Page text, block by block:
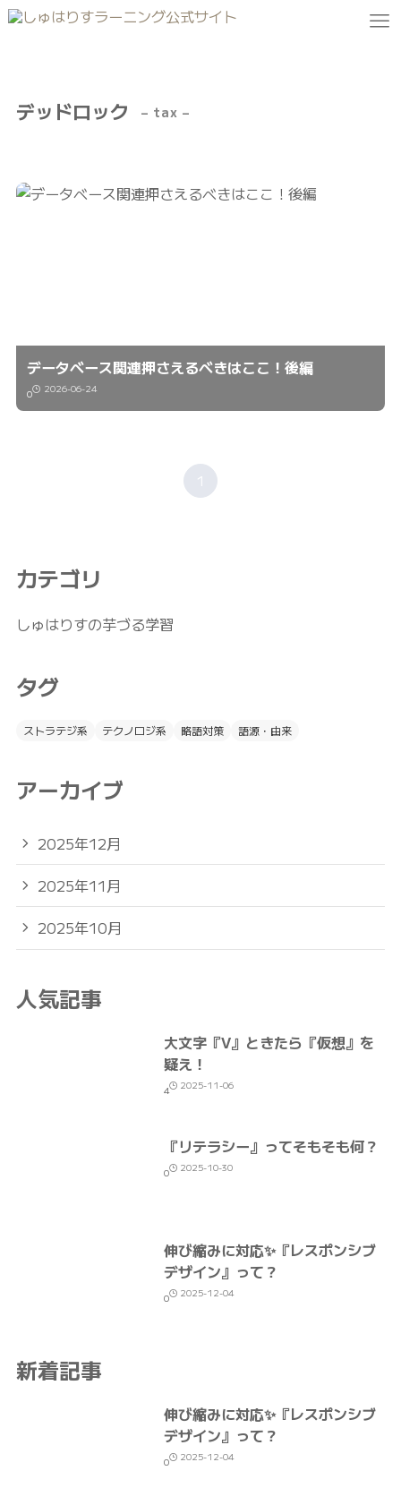
デッドロック – tax –
データベース関連押さえるべきはここ！後編
0 2026-06-24
1
カテゴリ
しゅはりすの芋づる学習
タグ
ストラテジ系 テクノロジ系 略語対策 語源・由来
アーカイブ
2025年12月
2025年11月
2025年10月
人気記事
大文字『V』ときたら『仮想』を
疑え！
4 2025-11-06
『リテラシー』ってそもそも何？
0 2025-10-30
伸び縮みに対応✨『レスポンシブ
デザイン』って？
0 2025-12-04
新着記事
伸び縮みに対応✨『レスポンシブ
デザイン』って？
0 2025-12-04